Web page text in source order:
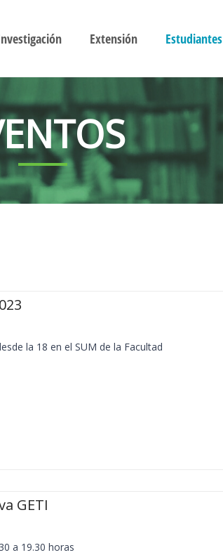
Extensión Estudiantes
la 18 en el SUM de la Facultad
GETI
a 19.30 horas